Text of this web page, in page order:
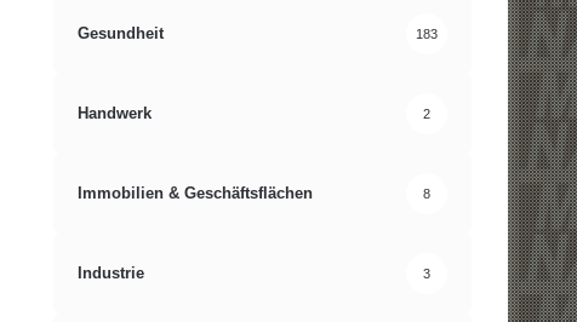
Gesundheit 183
Handwerk 2
Immobilien & Geschäftsflächen 8
Industrie 3